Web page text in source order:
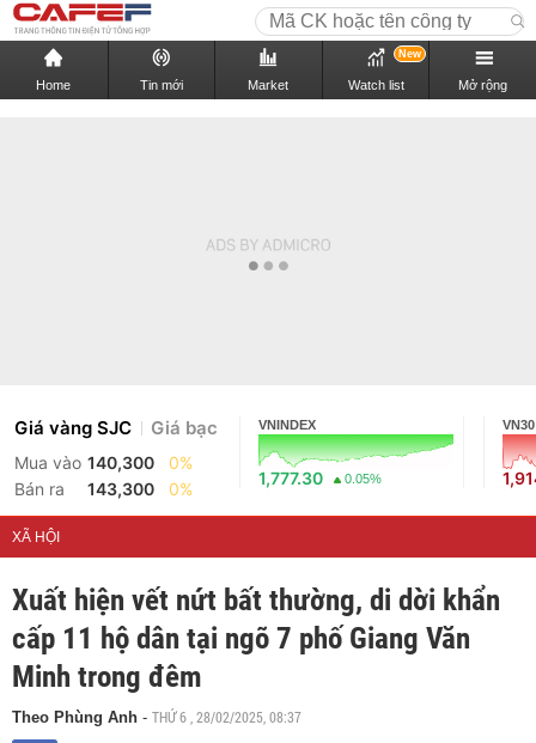
Home Tin mới Market Watch list
New
Mở rộng
Giá vàng SJC Giá bạc
Mua vào 140,300
0%
Bán ra
143,300 0%
VNINDEX
1,777.30 0.05%
VN30
XÃ HỘI
Xuất hiện vết nứt bất thường, di dời khẩn
cấp 11 hộ dân tại ngõ 7 phố Giang Văn
Minh trong đêm
Theo Phùng Anh - THỨ 6 , 28/02/2025, 08:37